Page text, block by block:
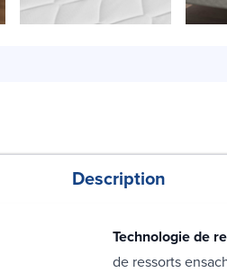
Description
Technologie de
de ressorts